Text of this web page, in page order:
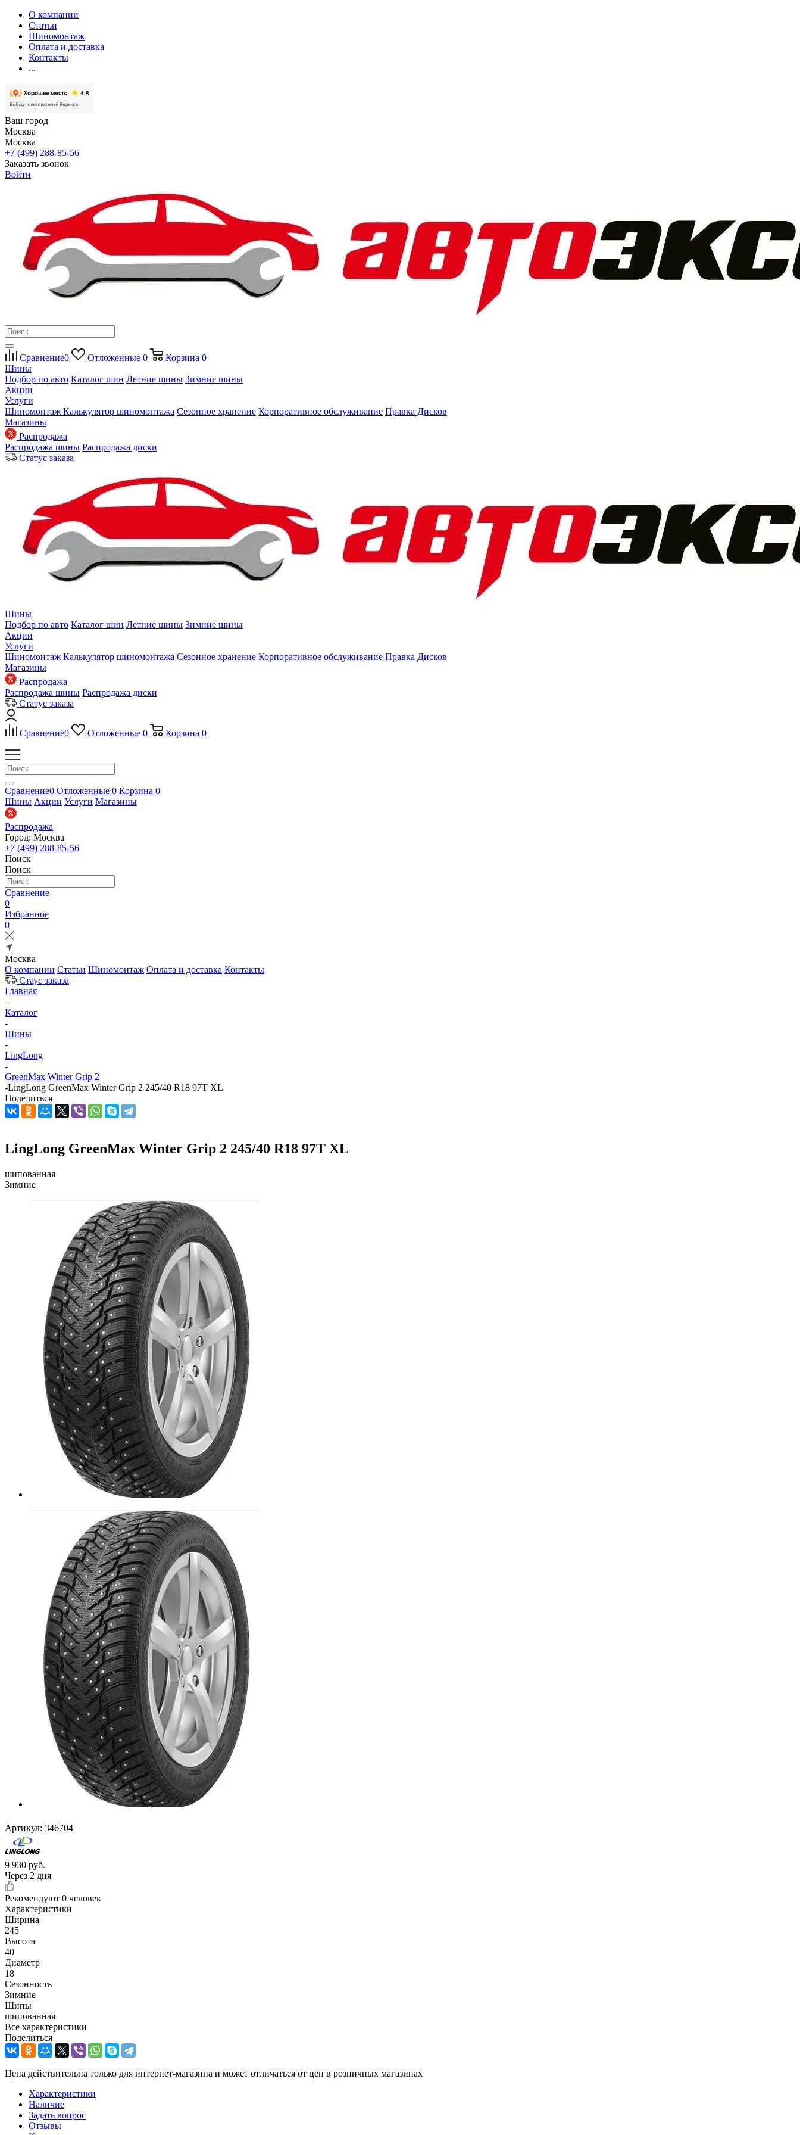
О компании
Статьи
Шиномонтаж
Оплата и доставка
Контакты
...
Ваш город
Москва
Москва
+7 (499) 288-85-56
Заказать звонок
Войти
Сравнение0 Отложенные 0 Корзина 0
Шины
Подбор по авто Каталог шин Летние шины Зимние шины
Акции
Услуги
Шиномонтаж Калькулятор шиномонтажа Сезонное хранение Корпоративное обслуживание Правка Дисков
Магазины
Распродажа
Распродажа шины Распродажа диски
Статус заказа
Шины
Подбор по авто Каталог шин Летние шины Зимние шины
Акции
Услуги
Шиномонтаж Калькулятор шиномонтажа Сезонное хранение Корпоративное обслуживание Правка Дисков
Магазины
Распродажа
Распродажа шины Распродажа диски
Статус заказа
Сравнение0 Отложенные 0 Корзина 0
Сравнение0 Отложенные 0 Корзина 0
Шины Акции Услуги Магазины
Распродажа
Город: Москва
+7 (499) 288-85-56
Поиск
Поиск
Сравнение
0
Избранное
0
Москва
О компании Статьи Шиномонтаж Оплата и доставка Контакты
Стаус заказа
Главная
-
Каталог
-
Шины
-
LingLong
-
GreenMax Winter Grip 2
-LingLong GreenMax Winter Grip 2 245/40 R18 97T XL
Поделиться
LingLong GreenMax Winter Grip 2 245/40 R18 97T XL
шипованная
Зимние
Артикул: 346704
9 930 руб.
Через 2 дня
Рекомендуют 0 человек
Характеристики
Ширина
245
Высота
40
Диаметр
18
Сезонность
Зимние
Шипы
шипованная
Все характеристики
Поделиться
Цена действительна только для интернет-магазина и может отличаться от цен в розничных магазинах
Характеристики
Наличие
Задать вопрос
Отзывы